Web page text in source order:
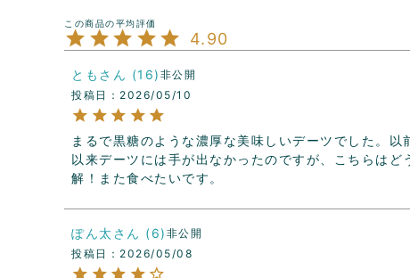
4.90
とも 16 非公開
投稿日
2026/05/10
まるで黒糖のような濃厚な美味しいデーツでした。
以来デーツには手が出なかったのですが、こちらは
解！また食べたいです。
ぽん太 6 非公開
投稿日
2026/05/08